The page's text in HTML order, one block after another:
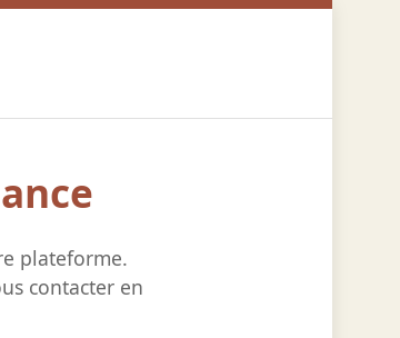
plateforme.
contacter en